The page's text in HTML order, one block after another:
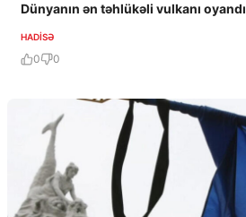
Dünyanın ən təhlükəli vulkanı oyandı
HADISƏ
0 0